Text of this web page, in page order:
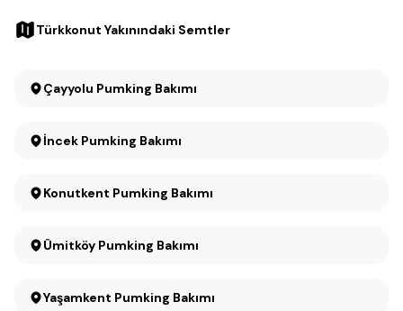
Türkkonut Yakınındaki Semtler
Çayyolu Pumking Bakımı
İncek Pumking Bakımı
Konutkent Pumking Bakımı
Ümitköy Pumking Bakımı
Yaşamkent Pumking Bakımı